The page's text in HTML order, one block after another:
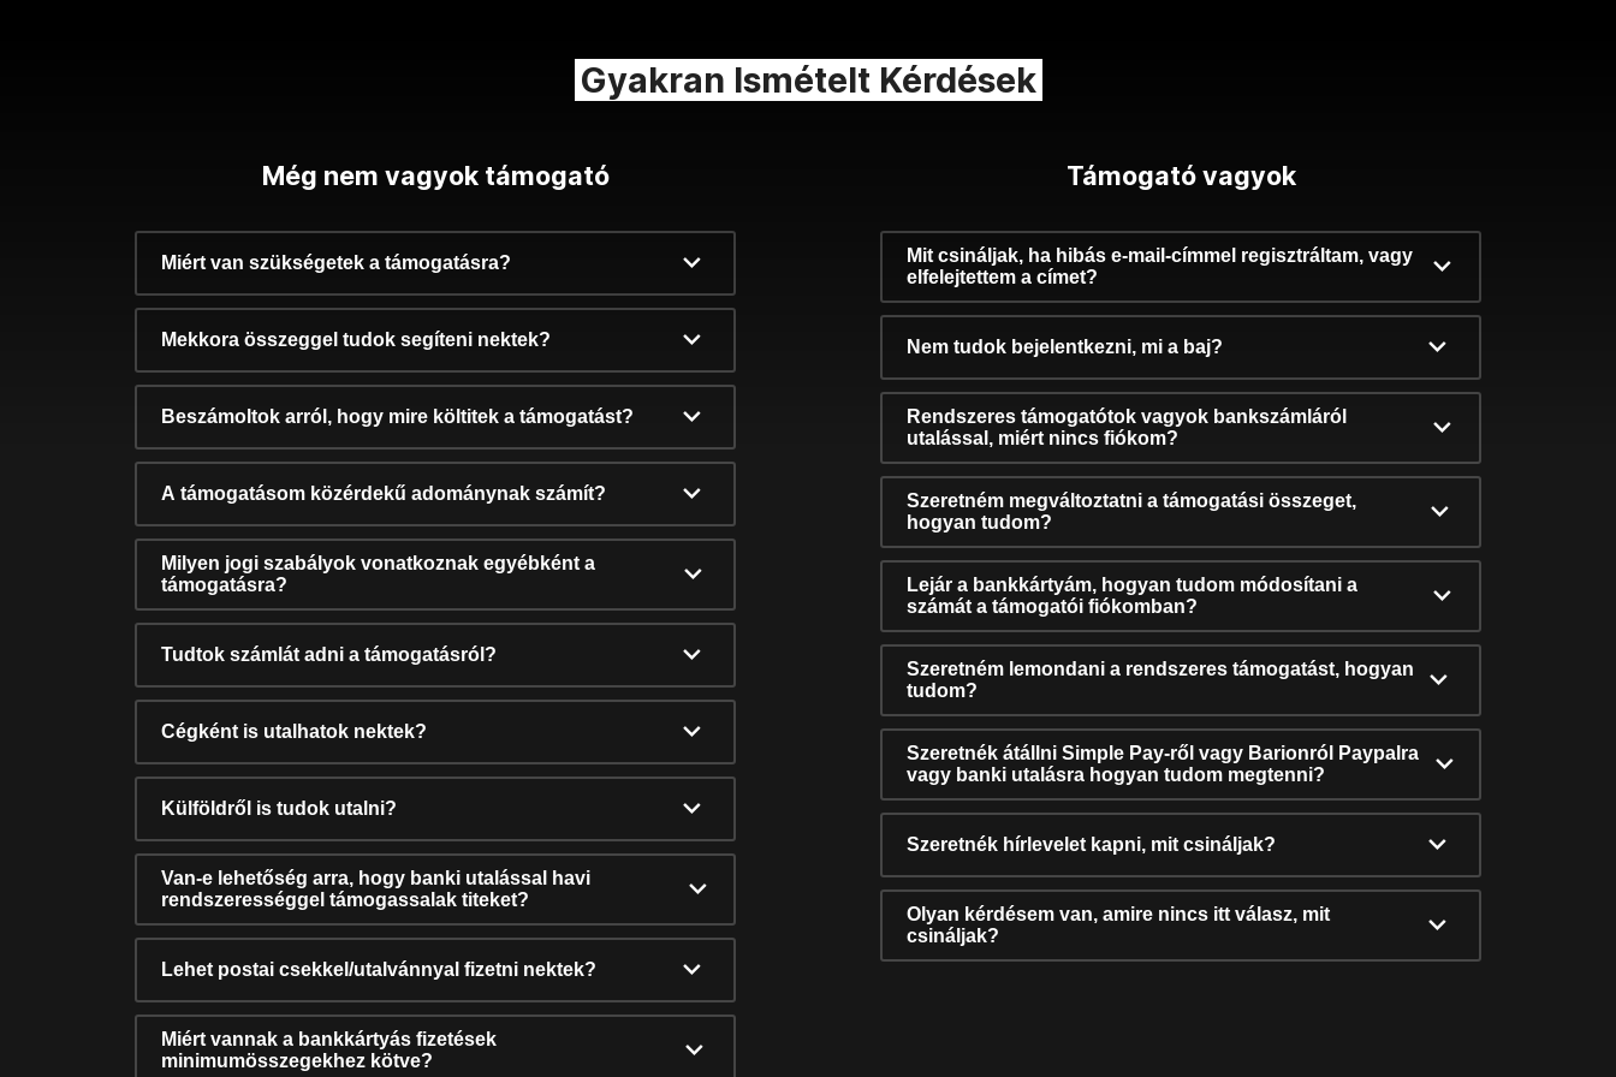
Gyakran Ismételt Kérdések
Még nem vagyok támogató
Miért van szükségetek a támogatásra?
Mekkora összeggel tudok segíteni nektek?
Beszámoltok arról, hogy mire költitek a támogatást?
A támogatásom közérdekű adománynak számít?
Milyen jogi szabályok vonatkoznak egyébként a
támogatásra?
Tudtok számlát adni a támogatásról?
Cégként is utalhatok nektek?
Külföldről is tudok utalni?
Van-e lehetőség arra, hogy banki utalással havi
rendszerességgel támogassalak titeket?
Lehet postai csekkel/utalvánnyal fizetni nektek?
Miért vannak a bankkártyás fizetések
minimumösszegekhez kötve?
Támogató vagyok
Mit csináljak, ha hibás e-mail-címmel regisztráltam, vagy
elfelejtettem a címet?
Nem tudok bejelentkezni, mi a baj?
Rendszeres támogatótok vagyok bankszámláról
utalással, miért nincs fiókom?
Szeretném megváltoztatni a támogatási összeget,
hogyan tudom?
Lejár a bankkártyám, hogyan tudom módosítani a
számát a támogatói fiókomban?
Szeretném lemondani a rendszeres támogatást, hogyan
tudom?
Szeretnék átállni Simple Pay-ről vagy Barionról Paypalra
vagy banki utalásra hogyan tudom megtenni?
Szeretnék hírlevelet kapni, mit csináljak?
Olyan kérdésem van, amire nincs itt válasz, mit
csináljak?